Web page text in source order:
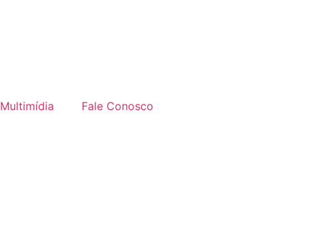
Multimídia Fale Conosco